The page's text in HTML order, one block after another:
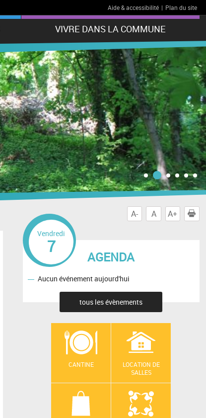
Aide & accessibilité | Plan du site
VIVRE DANS LA COMMUNE
A- A A+
AGENDA
Vendredi
7
Aucun événement aujourd'hui
tous les évènements
CANTINE
LOCATION DE
SALLES